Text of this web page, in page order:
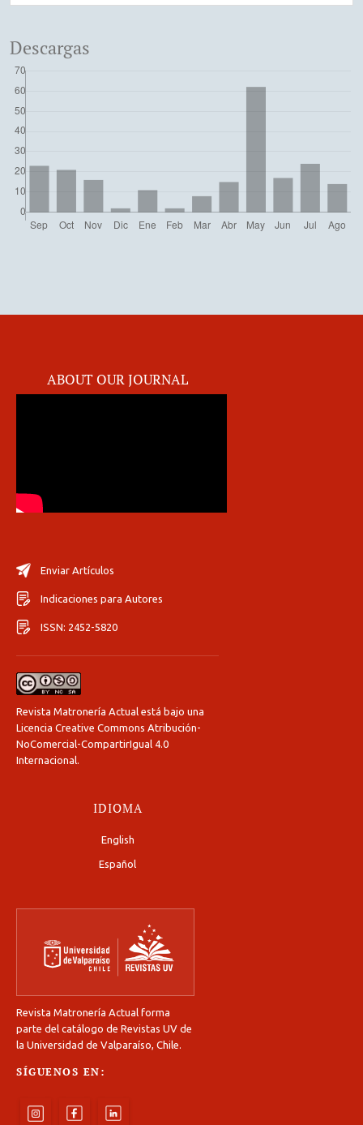
Descargas
ABOUT OUR JOURNAL
Enviar Artículos
Indicaciones para Autores
ISSN: 2452-5820
Revista Matronería Actual está bajo una
Licencia Creative Commons Atribución-
NoComercial-CompartirIgual 4.0
Internacional.
IDIOMA
English
Español
Revista Matronería Actual forma
parte del catálogo de Revistas UV de
la Universidad de Valparaíso, Chile.
SÍGUENOS EN: